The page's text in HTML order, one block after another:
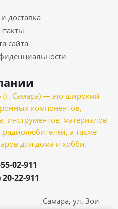
доставка
сайта
(г. Самара) — это широкий
компонентов,
инструментов, материалов
а также
для дома и хобби.
02-911
20-22-911
Самара, ул. Зои